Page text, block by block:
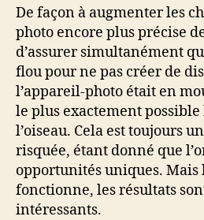
De façon à augmenter les
photo encore plus précise
d’assurer simultanément
flou pour ne pas créer de
l’appareil-photo était en
le plus exactement possible
l’oiseau. Cela est toujours
risquée, étant donné que
opportunités uniques. Mais
fonctionne, les résultats
intéressants.